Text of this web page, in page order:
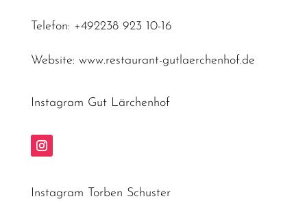
Telefon: +492238 923 10-16
Website: www.restaurant-gutlaerchenhof.de
Instagram Gut Lärchenhof
Instagram Torben Schuster